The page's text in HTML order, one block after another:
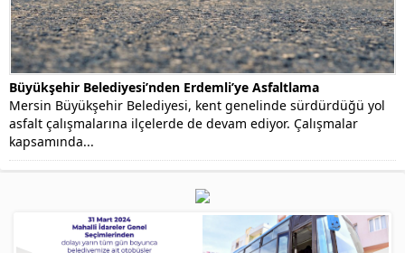
Büyükşehir Belediyesi’nden Erdemli’ye Asfaltlama
Mersin Büyükşehir Belediyesi, kent genelinde sürdürdüğü yol
asfalt çalışmalarına ilçelerde de devam ediyor. Çalışmalar
kapsamında...